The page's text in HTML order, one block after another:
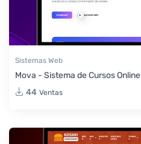
Sistemas Web
Mova - Sistema de Cursos Online
44 Ventas